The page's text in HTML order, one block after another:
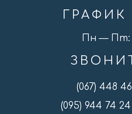
ГРАФИК
Пн — Пт:
(067) 448
(095) 944 74